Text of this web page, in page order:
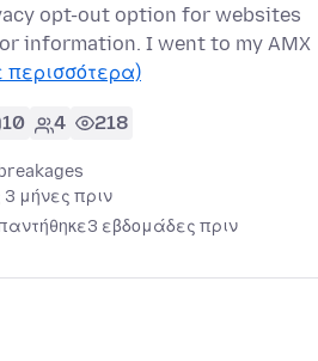
opt-out option for websites
information. I went to my AMX
περισσότερα)
10 4 218
3 μήνες πριν
3 εβδομάδες πριν